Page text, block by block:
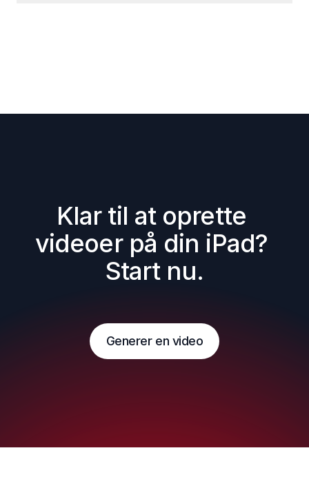
Klar til at oprette
videoer på din iPad?
Start nu.
Generer en video